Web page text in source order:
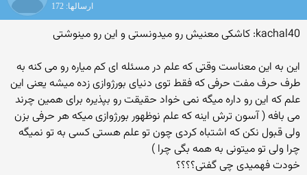
ارسالها: 172
kachal40: كاشكی معنیش رو میدونستی و این رو مینوشتی
این به این معناست وقتی كه علم در مسئله ای كم میاره رو می كنه به
طرف حرف مفت حرفی كه فقط توی دنیای بورژوازی زده میشه یعنی این
علم كه این رو داره میگه نمی خواد حقیقت رو بپذیره برای همین چرند
می بافه ( آسون ترش اینه كه علم نوظهور بورژوازی میكه هر حرفی بزن
ولی قبول نكن كه اشتباه كردی چون تو علم هستی كسی به تو نمیگه
چرا ولی تو میتونی به همه بگی چرا )
خودت فهمیدی چی گفتی؟؟؟؟